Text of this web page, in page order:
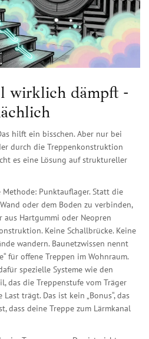
wirklich dämpft -
hilft ein bisschen. Aber nur bei
durch die Treppenkonstruktion
es eine Lösung auf struktureller
Punktauflager. Statt die
oder dem Boden zu verbinden,
aus Hartgummi oder Neopren
Keine Schallbrücke. Keine
wandern. Baunetzwissen nennt
für offene Treppen im Wohnraum.
spezielle Systeme wie den
das die Treppenstufe vom Träger
trägt. Das ist kein „Bonus“, das
dass deine Treppe zum Lärmkanal